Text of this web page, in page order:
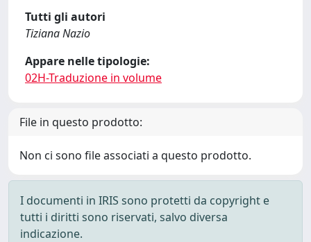
Tutti gli autori
Tiziana Nazio
Appare nelle tipologie:
02H-Traduzione in volume
File in questo prodotto:
Non ci sono file associati a questo prodotto.
I documenti in IRIS sono protetti da copyright e
tutti i diritti sono riservati, salvo diversa
indicazione.